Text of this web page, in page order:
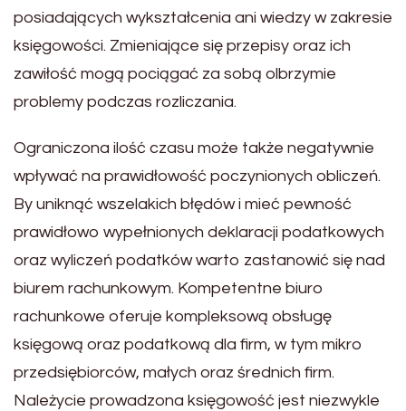
posiadających wykształcenia ani wiedzy w zakresie
księgowości. Zmieniające się przepisy oraz ich
zawiłość mogą pociągać za sobą olbrzymie
problemy podczas rozliczania.
Ograniczona ilość czasu może także negatywnie
wpływać na prawidłowość poczynionych obliczeń.
By uniknąć wszelakich błędów i mieć pewność
prawidłowo wypełnionych deklaracji podatkowych
oraz wyliczeń podatków warto zastanowić się nad
biurem rachunkowym. Kompetentne biuro
rachunkowe oferuje kompleksową obsługę
księgową oraz podatkową dla firm, w tym mikro
przedsiębiorców, małych oraz średnich firm.
Należycie prowadzona księgowość jest niezwykle